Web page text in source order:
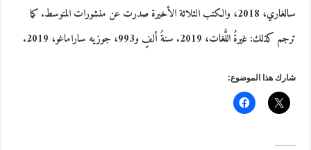
سالغاري، 2018، والكتب الثلاثة الأخيرة صدرت عن منشورات المتوسط. كما
ترجم كذلك: غيرةُ اللُّغات، 2019. سنةُ ألفٍ و993، جوزيه ساراماغو، 2019.
شارك هذا الموضوع: